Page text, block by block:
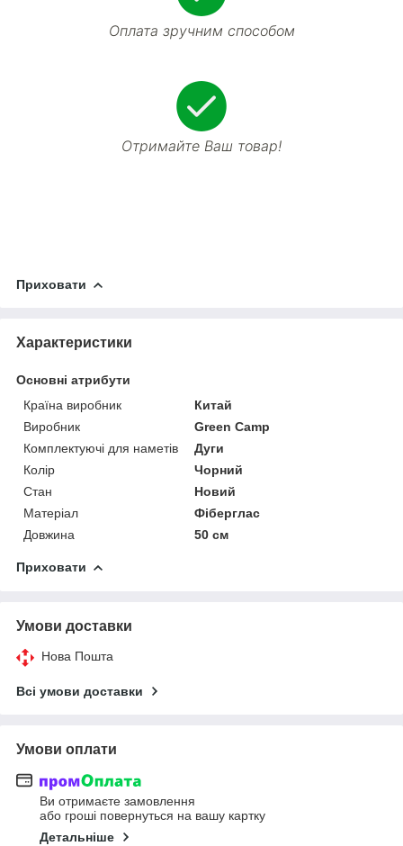
Оплата зручним способом
Отримайте Ваш товар!
Приховати
Характеристики
Основні атрибути
Країна виробник
Китай
Виробник
Green Camp
Комплектуючі для наметів
Дуги
Колір
Чорний
Стан
Новий
Матеріал
Фіберглас
Довжина
50 см
Приховати
Умови доставки
Нова Пошта
Всі умови доставки
Умови оплати
Ви отримаєте замовлення
або гроші повернуться на вашу картку
Детальніше